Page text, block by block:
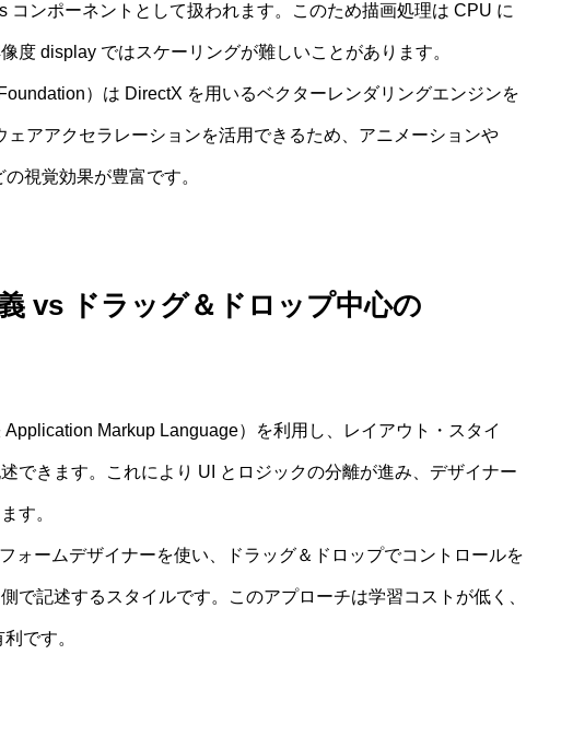
コンポーネントとして扱われます。このため描画処理は CPU に
度 display ではスケーリングが難しいことがあります。
）は DirectX を用いるベクターレンダリングエンジンを
アアクセラレーションを活用できるため、アニメーションや
視覚効果が豊富です。
vs ドラッグ＆ドロップ中心の
Markup Language）を利用し、レイアウト・スタイ
できます。これにより UI とロジックの分離が進み、デザイナー
す。
ォームデザイナーを使い、ドラッグ＆ドロップでコントロールを
で記述するスタイルです。このアプローチは学習コストが低く、
です。